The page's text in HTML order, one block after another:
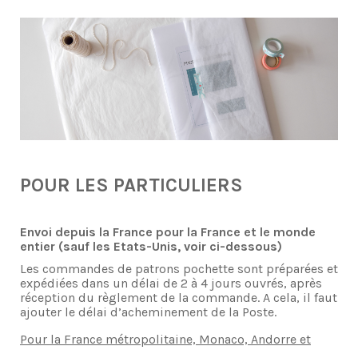
POUR LES PARTICULIERS
Envoi depuis la France pour la France et le monde
entier (sauf les Etats-Unis, voir ci-dessous)
Les commandes de patrons pochette sont préparées et
expédiées dans un délai de 2 à 4­­ jours ouvrés, après
réception du règlement de la commande. A cela, il faut
ajouter le délai d’acheminement de la Poste.
Pour la France métropolitaine, Monaco, Andorre et